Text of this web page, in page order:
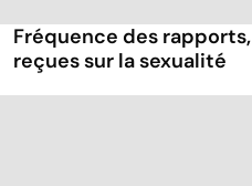
Fréquence des
reçues sur la sexualité